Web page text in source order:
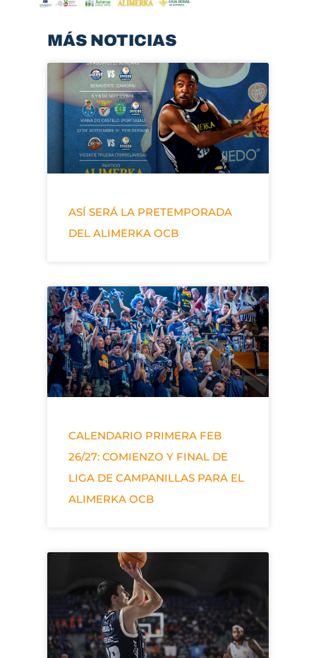
MÁS NOTICIAS
ASÍ SERÁ LA PRETEMPORADA
DEL ALIMERKA OCB
CALENDARIO PRIMERA FEB
26/27: COMIENZO Y FINAL DE
LIGA DE CAMPANILLAS PARA EL
ALIMERKA OCB